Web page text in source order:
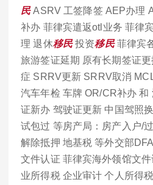
民ASRV 工签降签 AEP办理
补办 菲律宾遣返otl业务 菲律
理 退休移民投资移民菲律宾
旅游签证延期 原有长期签证
症 SRRV更新 SRRV取消
汽车年检 车牌 OR/CR补办 和
证新办 驾驶证更新 中国驾照
试包过 等房产局：房产入户/
解除抵押 地基税 等外交部
文件认证 菲律宾海外领馆文
业所得税 企业审计 个人所得